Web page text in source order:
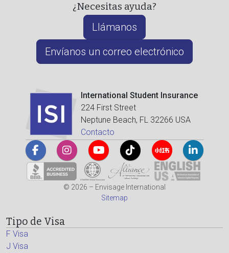
¿Necesitas ayuda?
Llámanos
Envíanos un correo electrónico
International Student Insurance
224 First Street
Neptune Beach, FL 32266 USA
Contacto
© 2026 – Envisage International
Sitemap
Tipo de Visa
F Visa
J Visa